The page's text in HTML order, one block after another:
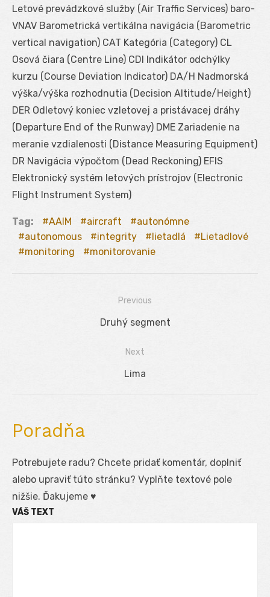
Letové prevádzkové služby (Air Traffic Services) baro-
VNAV Barometrická vertikálna navigácia (Barometric
vertical navigation) CAT Kategória (Category) CL
Osová čiara (Centre Line) CDI Indikátor odchýlky
kurzu (Course Deviation Indicator) DA/H Nadmorská
výška/výška rozhodnutia (Decision Altitude/Height)
DER Odletový koniec vzletovej a pristávacej dráhy
(Departure End of the Runway) DME Zariadenie na
meranie vzdialenosti (Distance Measuring Equipment)
DR Navigácia výpočtom (Dead Reckoning) EFIS
Elektronický systém letových prístrojov (Electronic
Flight Instrument System)
Tag: AAIM aircraft
autonómne
autonomous
integrity lietadlá
Lietadlové
monitoring
monitorovanie
Previous
Previous
Druhý segment
Next
Next
Lima
Poradňa
Potrebujete radu? Chcete pridať komentár, doplniť
alebo upraviť túto stránku? Vyplňte textové pole
nižšie. Ďakujeme ♥
VÁŠ TEXT